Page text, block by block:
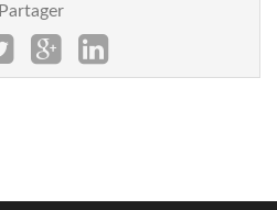
Partager